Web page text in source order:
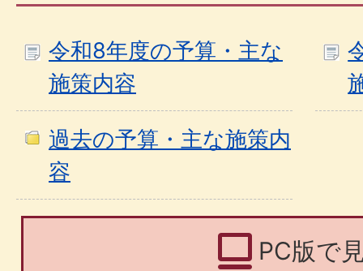
令和8年度の予算・主な
施策内容
過去の予算・主な施策内
容
PC版で